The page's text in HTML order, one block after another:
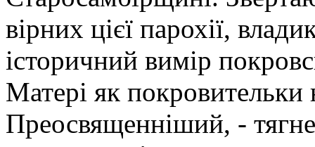
вірних цієї парохії,
історичний вимір
Матері як
Преосвященніший, -